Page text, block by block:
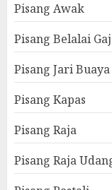
Pisang Awak
Pisang Belalai
Pisang Jari Buaya
Pisang Kapas
Pisang Raja
Pisang Raja